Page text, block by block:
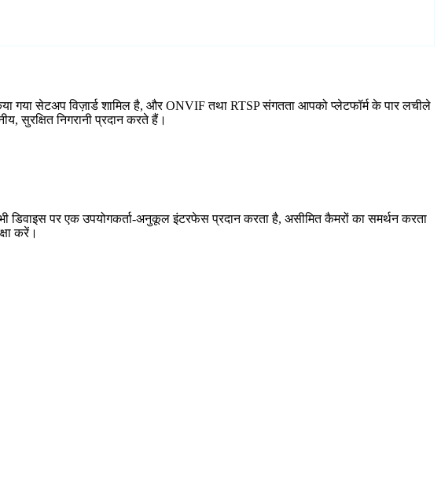
गया सेटअप विज़ार्ड शामिल है, और ONVIF तथा RTSP संगतता आपको प्लेटफॉर्म के पार लचीले
सुरक्षित निगरानी प्रदान करते हैं।
डिवाइस पर एक उपयोगकर्ता-अनुकूल इंटरफेस प्रदान करता है, असीमित कैमरों का समर्थन करता
करें।